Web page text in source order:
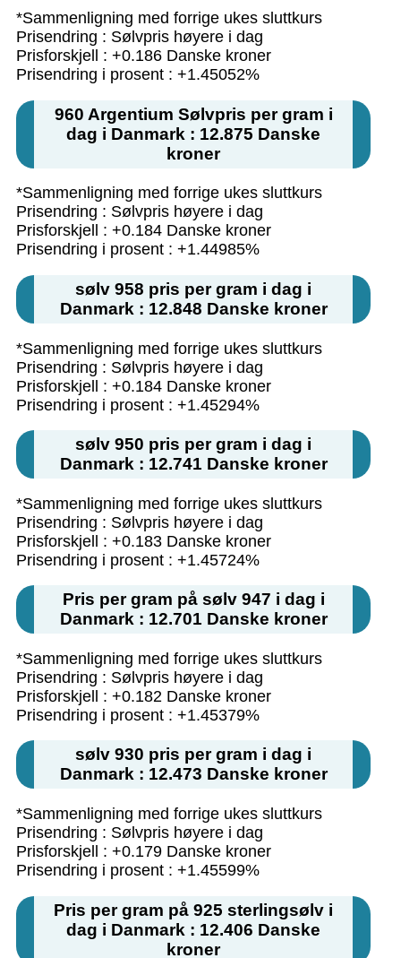
*Sammenligning med forrige ukes sluttkurs
Prisendring : Sølvpris høyere i dag
Prisforskjell : +0.186 Danske kroner
Prisendring i prosent : +1.45052%
960 Argentium Sølvpris per gram i
dag i Danmark : 12.875 Danske
kroner
*Sammenligning med forrige ukes sluttkurs
Prisendring : Sølvpris høyere i dag
Prisforskjell : +0.184 Danske kroner
Prisendring i prosent : +1.44985%
sølv 958 pris per gram i dag i
Danmark : 12.848 Danske kroner
*Sammenligning med forrige ukes sluttkurs
Prisendring : Sølvpris høyere i dag
Prisforskjell : +0.184 Danske kroner
Prisendring i prosent : +1.45294%
sølv 950 pris per gram i dag i
Danmark : 12.741 Danske kroner
*Sammenligning med forrige ukes sluttkurs
Prisendring : Sølvpris høyere i dag
Prisforskjell : +0.183 Danske kroner
Prisendring i prosent : +1.45724%
Pris per gram på sølv 947 i dag i
Danmark : 12.701 Danske kroner
*Sammenligning med forrige ukes sluttkurs
Prisendring : Sølvpris høyere i dag
Prisforskjell : +0.182 Danske kroner
Prisendring i prosent : +1.45379%
sølv 930 pris per gram i dag i
Danmark : 12.473 Danske kroner
*Sammenligning med forrige ukes sluttkurs
Prisendring : Sølvpris høyere i dag
Prisforskjell : +0.179 Danske kroner
Prisendring i prosent : +1.45599%
Pris per gram på 925 sterlingsølv i
dag i Danmark : 12.406 Danske
kroner